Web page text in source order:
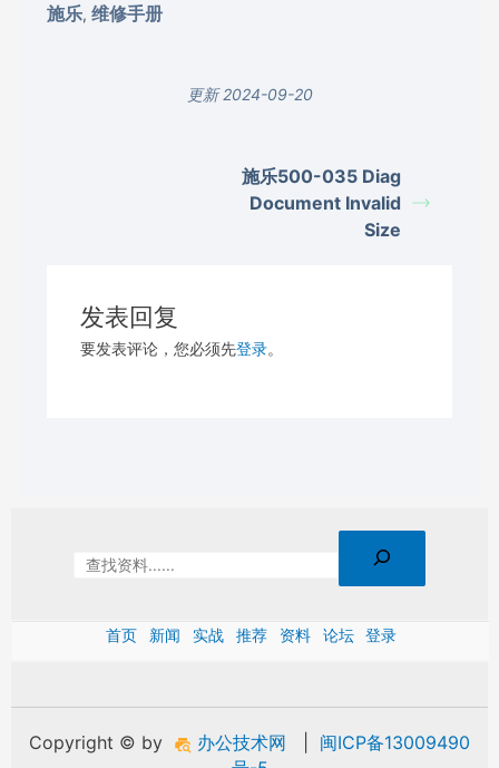
施乐,维修手册
更新 2024-09-20
施乐500-035 Diag
Document Invalid
Size
发表回复
要发表评论，您必须先登录。
首页 新闻 实战 推荐 资料 论坛 登录
Copyright © by 办公技术网
闽ICP备13009490